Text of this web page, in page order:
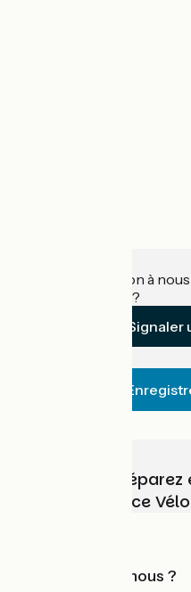
Une information à
établissement ?
Signaler
Choisissez,
vélo avec France
Qui sommes-nous ?